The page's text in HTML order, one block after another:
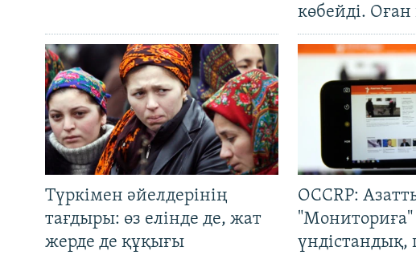
көбейді. Оған
Түркімен әйелдерінің
тағдыры: өз елінде де, жат
жерде де құқығы
OCCRP:
үндістандық,